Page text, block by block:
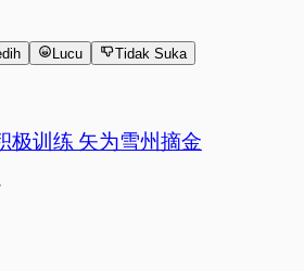
Lucu Tidak Suka
极训练 矢为雪州摘金